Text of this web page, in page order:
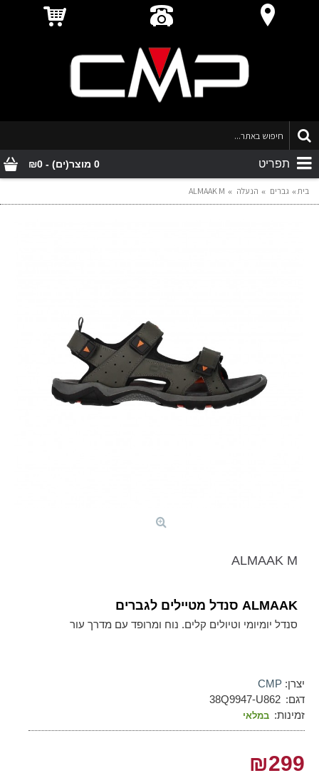
0 מוצר(ים) - ₪0 תפריט
בית גברים הנעלה ALMAAK M
ALMAAK M
ALMAAK סנדל מטיילים לגברים
סנדל יומיומי וטיולים קלים. נוח ומרופד עם מדרך עור
יצרן: CMP
דגם: 38Q9947-U862
זמינות: במלאי
₪299